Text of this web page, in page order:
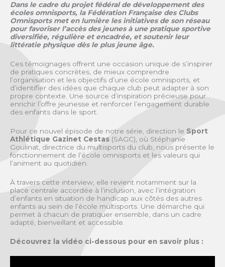
Dans le cadre du projet fédéral de développement des
écoles omnisports, la Fédération Française des Clubs
Omnisports met en lumière les initiatives de son réseau
pour favoriser l’accès des jeunes à une pratique sportive
diversifiée, régulière et encadrée, et soutenir leur
littératie physique dès le plus jeune âge.
Ces témoignages offrent une occasion unique de s’inspirer
de pratiques concrètes, de mieux comprendre
l’organisation et les objectifs d’une école omnisports, et
d’identifier des idées que chaque club peut adapter à son
propre contexte. Une source d’inspiration précieuse pour
enrichir l’offre jeunesse et renforcer l’engagement durable
des enfants dans le sport.
Pour ce nouvel épisode de notre série, direction le Sport
Athlétique Gazinet Cestas (SAGC), où Stéphanie
Goulinat, directrice du multisports du club, nous présente le
fonctionnement de l’école omnisports et les valeurs qui
l’animent au quotidien.
À travers cette interview, elle revient notamment sur la
place centrale accordée à l’inclusion, avec l’intégration
d’enfants en situation de handicap aux côtés des autres
enfants au sein de l’école multisports. Une démarche qui
permet à chacun de pratiquer ensemble, dans un cadre
adapté, bienveillant et accessible.
Découvrez la vidéo ci-dessous pour en savoir plus :